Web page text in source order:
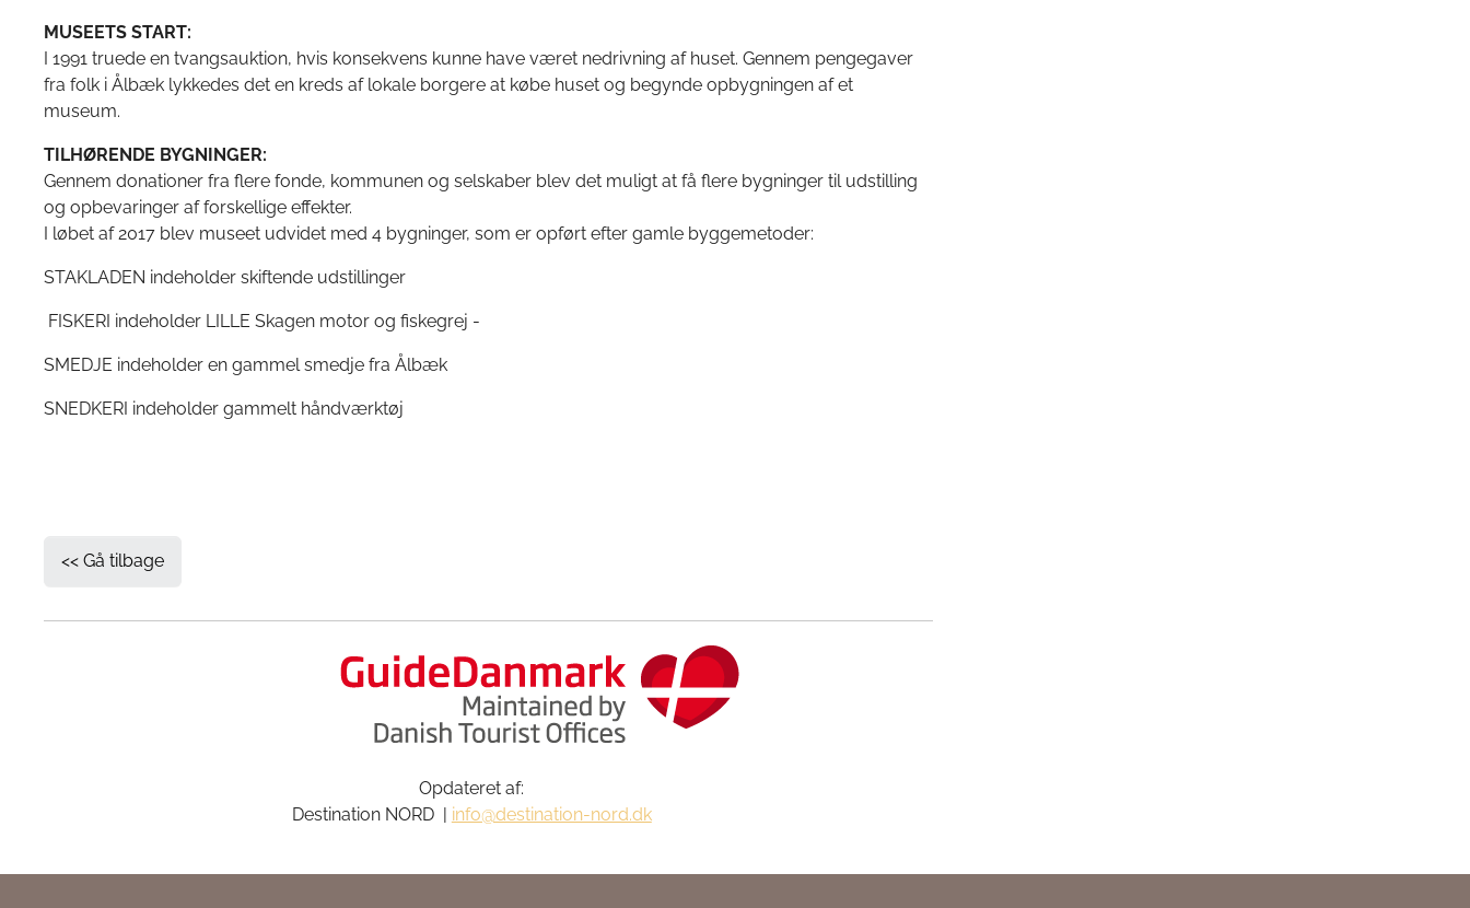
MUSEETS START:
I 1991 truede en tvangsauktion, hvis konsekvens kunne have været nedrivning af huset. Gennem pengegaver
fra folk i Ålbæk lykkedes det en kreds af lokale borgere at købe huset og begynde opbygningen af et
museum.
TILHØRENDE BYGNINGER:
Gennem donationer fra flere fonde, kommunen og selskaber blev det muligt at få flere bygninger til udstilling
og opbevaringer af forskellige effekter.
I løbet af 2017 blev museet udvidet med 4 bygninger, som er opført efter gamle byggemetoder:
STAKLADEN indeholder skiftende udstillinger
FISKERI indeholder LILLE Skagen motor og fiskegrej -
SMEDJE indeholder en gammel smedje fra Ålbæk
SNEDKERI indeholder gammelt håndværktøj
<< Gå tilbage
Opdateret af:
Destination NORD | info@destination-nord.dk